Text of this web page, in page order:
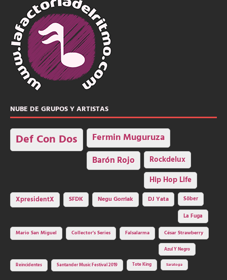
NUBE DE GRUPOS Y ARTISTAS
Def Con Dos Fermin Muguruza
Barón Rojo Rockdelux
Hip Hop Life
XpresidentX SFDK Negu Gorriak DJ Yata
Sôber
La Fuga
Mario San Miguel
Collector's Series Falsalarma César Strawberry
Azul Y Negro
Reincidentes Santander Music Festival 2019 Tote King Saratoga